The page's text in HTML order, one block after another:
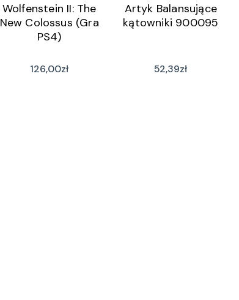
Wolfenstein II: The
New Colossus (Gra
PS4)
126,00zł
Artyk Balansujące
kątowniki 900095
52,39zł